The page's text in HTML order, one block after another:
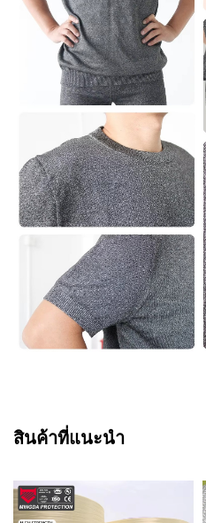
สินค้าที่แนะนำ